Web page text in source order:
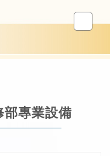
部專業設備